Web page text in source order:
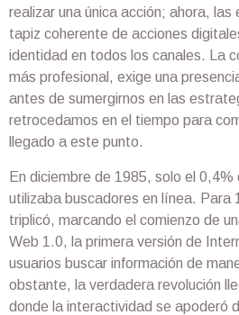
realizar una única acción; ahora, las
tapiz coherente de acciones
identidad en todos los canales. La
más profesional, exige una
antes de sumergirnos en las
retrocedamos en el tiempo para
llegado a este punto.
En diciembre de 1985, solo el 0,4%
utilizaba buscadores en línea. Para
triplicó, marcando el comienzo de
Web 1.0, la primera versión de
usuarios buscar información de
obstante, la verdadera revolución
donde la interactividad se apoderó